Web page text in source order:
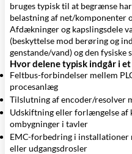
bruges typisk til at begrænse
belastning af net/komponenter
Afdækninger og kapslingsdele
(beskyttelse mod berøring og
genstande/vand) og den fysiske
Hvor delene typisk indgår i
Feltbus-forbindelser mellem
procesanlæg
Tilslutning af encoder/resolver
Udskiftning eller forlængelse af
ombygninger i tavler
EMC-forbedring i installationer
eller udgangsdrosler